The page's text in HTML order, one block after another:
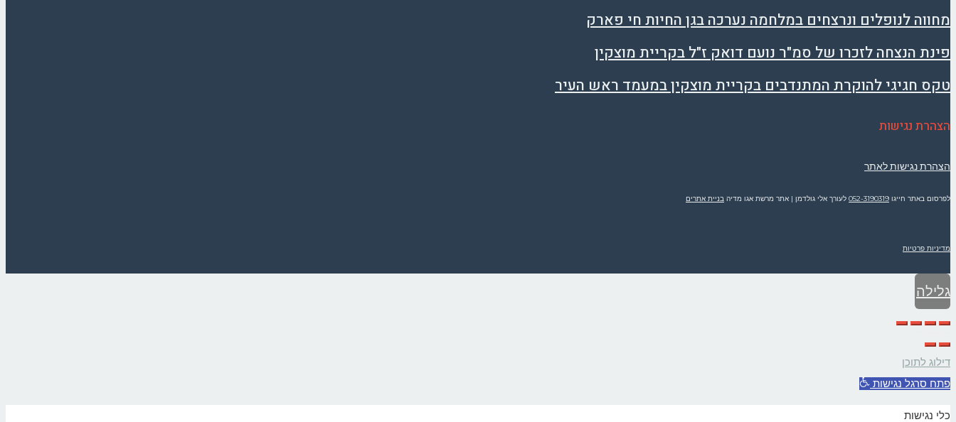
מחווה לנופלים ונרצחים במלחמה נערכה בגן החיות חי פארק
פינת הנצחה לזכרו של סמ"ר נועם דואק ז"ל בקריית מוצקין
טקס חגיגי להוקרת המתנדבים בקריית מוצקין במעמד ראש העיר
הצהרת נגישות
הצהרת נגישות לאתר
לפרסום באתר חייגו 052-3190319 לעורך אלי גולדמן | אתר מרשת אגו מדיה בניית אתרים
מדיניות פרטיות
גלילה
לראש
העמוד
דילוג לתוכן
פתח סרגל נגישות
כלי נגישות